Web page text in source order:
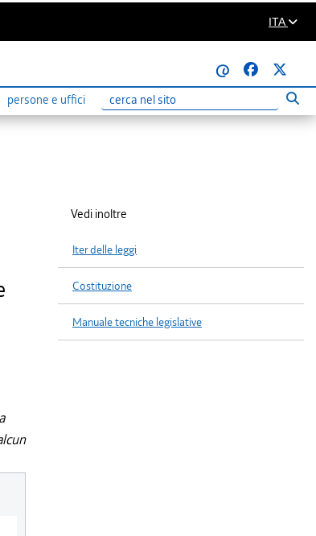
ITA
@
persone e uffici
Ricerca
Vedi inoltre
Iter delle leggi
Costituzione
Manuale tecniche legislative